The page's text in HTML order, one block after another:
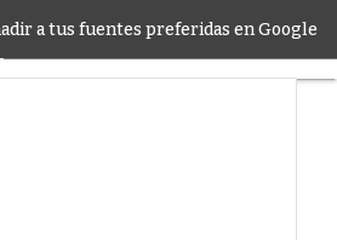
a tus fuentes preferidas en Google